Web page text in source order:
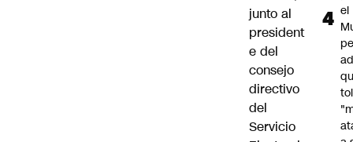
junto al
president
e del
consejo
directivo
del
Servicio
el